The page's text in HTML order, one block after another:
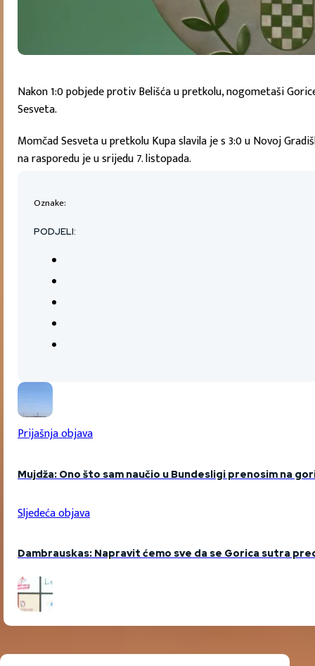
Nakon 1:0 pobjede protiv Belišća u pretkolu, nogometaši
Sesveta.
Momčad Sesveta u pretkolu Kupa slavila je s 3:0 u Novoj
na rasporedu je u srijedu 7. listopada.
Oznake:
PODJELI:
Prijašnja objava
Mujdža: Ono što sam naučio u Bundesligi prenosim na
Sljedeća objava
Dambrauskas: Napravit ćemo sve da se Gorica sutra